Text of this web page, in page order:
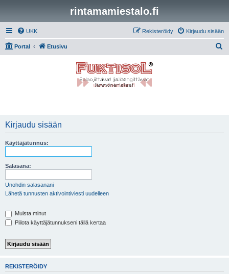
rintamamiestalo.fi
UKK Kirjaudu sisään
Rekisteröidy
Portal Etusivu
Kirjaudu sisään
Käyttäjätunnus:
Salasana:
Unohdin salasanani
Lähetä tunnusten aktivointiviesti uudelleen
Muista minut
Piilota käyttäjätunnukseni tällä kertaa
REKISTERÖIDY